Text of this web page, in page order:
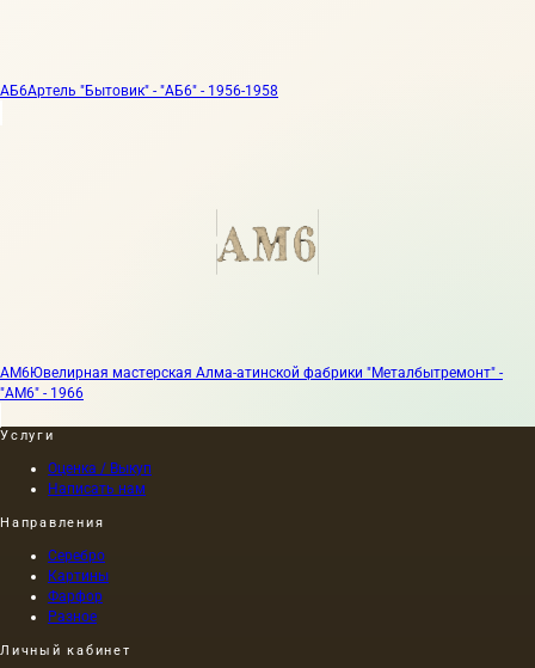
АБ6Артель "Бытовик" - "АБ6" - 1956-1958
АМ6Ювелирная мастерская Алма-атинской фабрики "Металбытремонт" -
"АМ6" - 1966
Услуги
Оценка / Выкуп
Написать нам
Направления
Серебро
Картины
Фарфор
Разное
Личный кабинет